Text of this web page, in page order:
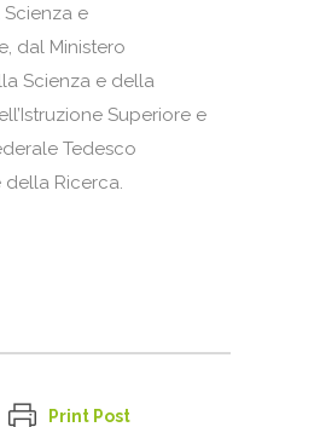
e
dal Ministero
Scienza e della
Superiore e
Tedesco
della Ricerca.
Print Post